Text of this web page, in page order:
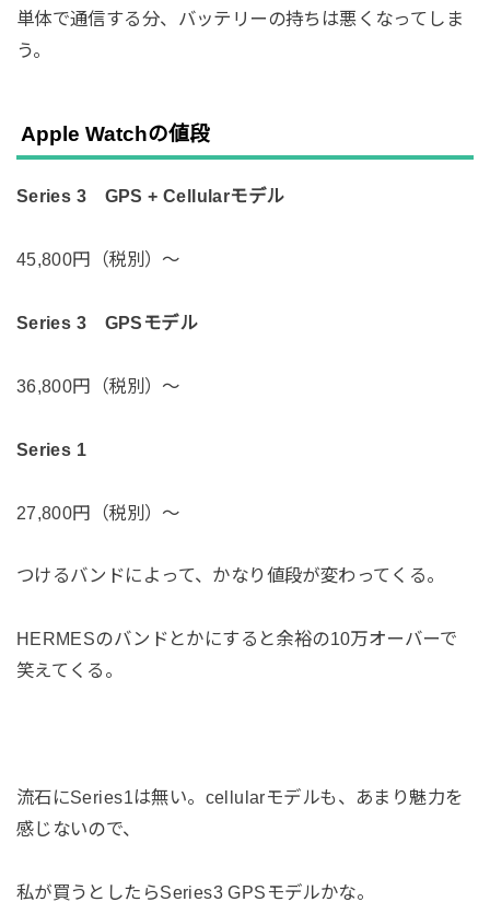
単体で通信する分、バッテリーの持ちは悪くなってしま
う。
Apple Watchの値段
Series 3 GPS + Cellularモデル
45,800円（税別）〜
Series 3 GPSモデル
36,800円（税別）〜
Series 1
27,800円（税別）〜
つけるバンドによって、かなり値段が変わってくる。
HERMESのバンドとかにすると余裕の10万オーバーで
笑えてくる。
流石にSeries1は無い。cellularモデルも、あまり魅力を
感じないので、
私が買うとしたらSeries3 GPSモデルかな。